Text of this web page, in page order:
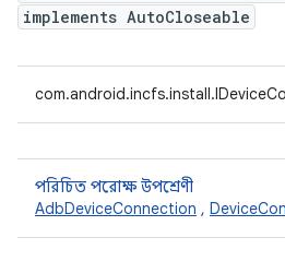
implements AutoCloseable
পরিচিত পরোক্ষ উপশ্রেণী
AdbDeviceConnection ,